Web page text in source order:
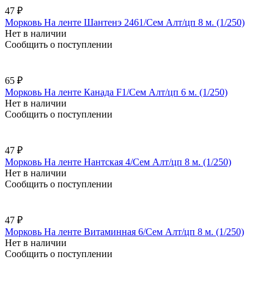
47 ₽
Морковь На ленте Шантенэ 2461/Сем Алт/цп 8 м. (1/250)
Нет в наличии
Сообщить о поступлении
65 ₽
Морковь На ленте Канада F1/Сем Алт/цп 6 м. (1/250)
Нет в наличии
Сообщить о поступлении
47 ₽
Морковь На ленте Нантская 4/Сем Алт/цп 8 м. (1/250)
Нет в наличии
Сообщить о поступлении
47 ₽
Морковь На ленте Витаминная 6/Сем Алт/цп 8 м. (1/250)
Нет в наличии
Сообщить о поступлении